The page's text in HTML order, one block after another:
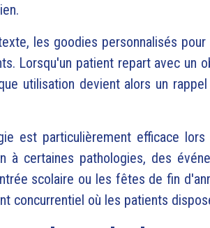
les goodies personnalisés
Lorsqu'un patient repart avec un
utilisation devient alors un
est particulièrement efficace
à certaines pathologies, des
scolaire ou les fêtes de fin
concurrentiel où les patients